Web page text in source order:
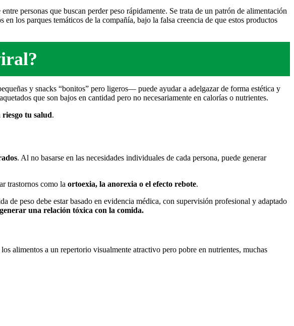
entre personas que buscan perder peso rápidamente. Se trata de un patrón de alimentación
los parques temáticos de la compañía, bajo la falsa creencia de que estos productos
y snacks “bonitos” pero ligeros— puede ayudar a adelgazar de forma estética y
que son bajos en cantidad pero no necesariamente en calorías o nutrientes.
riesgo tu salud.
. Al no basarse en las necesidades individuales de cada persona, puede generar
trastornos como la ortoexia, la anorexia o el efecto rebote.
de peso debe estar basado en evidencia médica, con supervisión profesional y adaptado
una relación tóxica con la comida.
alimentos a un repertorio visualmente atractivo pero pobre en nutrientes, muchas